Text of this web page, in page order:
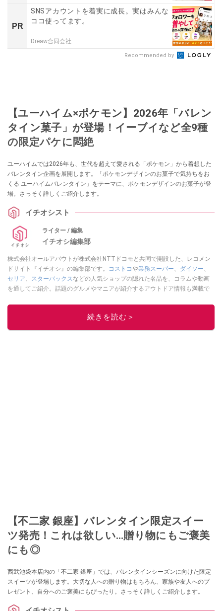
PR
SNSアカウントを着実に成長。実はみんな
ココ使ってます。
Dreaw合同会社
Recommended by
【ユーハイム×ポケモン】2026年「バレン
タイン菓子」が登場！イーブイなど全9種
の限定パケに悶絶
ユーハイムでは2026年も、世代を超えて愛される「ポケモン」から着想した
バレンタイン企画を展開します。「ポケモンデザインのお菓子で気持ちをお
くる ユーハイムバレンタイン」をテーマに、ポケモンデザインのお菓子が登
場。さっそく詳しくご紹介します。
イチオシスト
ライター / 編集
イチオシ編集部
株式会社オールアバウトが株式会社NTTドコモと共同で開設した、レコメン
ドサイト『イチオシ』の編集部です。
コストコや業務スーパー、 ダイソー、
セリア、 スターバックスなどの人気ショップの隠れた名品を、コラムや動画
を通してご紹介。話題のグルメやマニアが紹介するアウトドア情報も満載で
レビューしています。毎日トレンド情報をお届けしているので、ぜひ
してください！続きを読む＞
【不二家 銀座】バレンタイン限定スイー
ツ発売！これは欲しい…贈り物にもご褒美
にも◎
西武池袋本店内の「不二家 銀座」では、バレンタインシーズンに向けた限定
スイーツが登場します。大切な人への贈り物はもちろん、家族や友人へのプ
レゼント、自分へのご褒美にもぴったり。さっそく詳しくご紹介します。